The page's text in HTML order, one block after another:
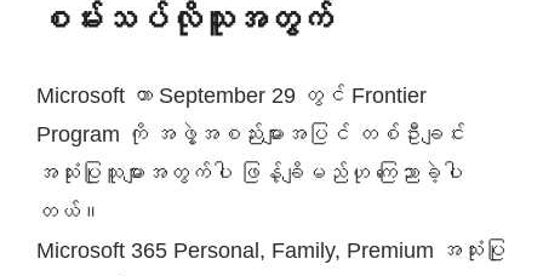
စမ်းသပ်လိုသူအတွက်
Microsoft ဟာ September 29 တွင် Frontier
Program ကို အဖွဲ့အစည်းများအပြင် တစ်ဦးချင်း
အသုံးပြုသူများအတွက်ပါ ဖြန့်ချိမည်ဟု ကြေညာခဲ့ပါ
တယ်။
Microsoft 365 Personal, Family, Premium အသုံးပြု